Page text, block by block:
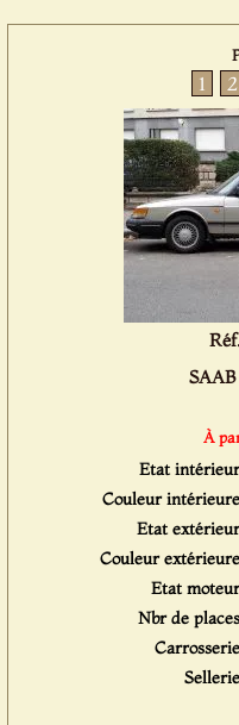
1 2
SAAB
À
Etat
Couleur
Etat
Couleur
Etat
Nbr de